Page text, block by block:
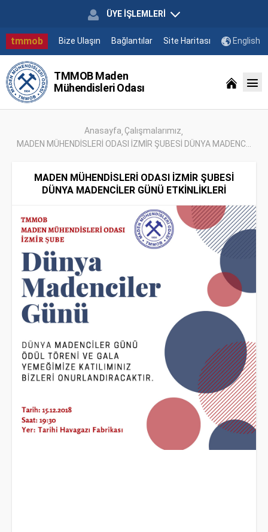
ÜYE İŞLEMLERİ
tmmob Bize Ulaşın Bağlantılar Site Haritası English
TMMOB Maden
Mühendisleri Odası
Anasayfa Çalışmalarımız
MADEN MÜHENDİSLERİ ODASI İZMİR ŞUBESİ DÜNYA MADENC...
MADEN MÜHENDİSLERİ ODASI İZMİR ŞUBESİ
DÜNYA MADENCİLER GÜNÜ ETKİNLİKLERİ